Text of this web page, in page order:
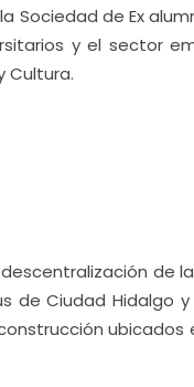
Sociedad de Ex
y el sector
Cultura.
de
de Ciudad Hidalgo
ubicados